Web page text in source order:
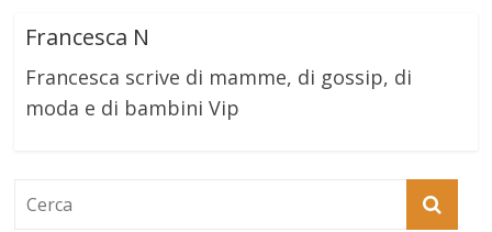
Francesca N
Francesca scrive di mamme, di gossip, di
moda e di bambini Vip